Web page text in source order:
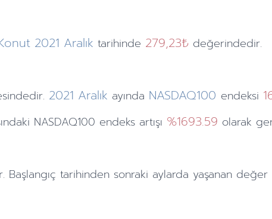
2021 Aralık tarihinde 279,23₺ değerindedir.
2021 Aralık ayında NASDAQ100 endeksi
NASDAQ100 endeks artışı %1693.59 olarak
Başlangıç tarihinden sonraki aylarda yaşanan değer